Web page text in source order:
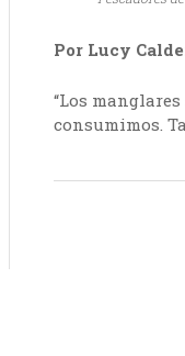
Por Lucy
“Los
consumimos.